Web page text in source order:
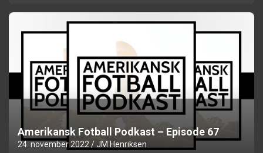
Amerikansk Fotball Podkast – Episode 67
24. november 2022 JM Henriksen